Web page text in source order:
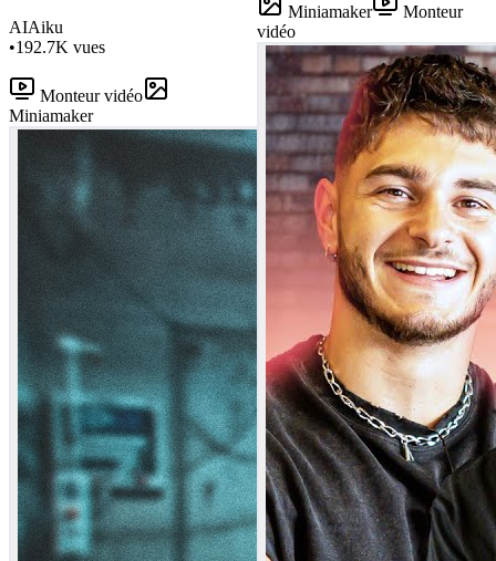
AIAiku
•192.7K vues
Monteur vidéo
Miniamaker
Miniamaker
Monteur
vidéo